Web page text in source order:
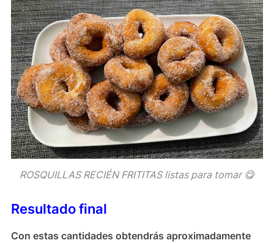
ROSQUILLAS RECIÉN FRITITAS listas para tomar 😋
Resultado final
Con estas cantidades obtendrás aproximadamente